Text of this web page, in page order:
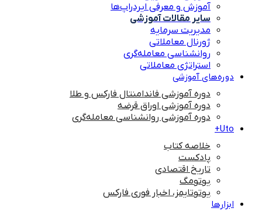
آموزش و معرفی ایردراپ‌ها
سایر مقالات آموزشی
مدیریت سرمایه
ژورنال معاملاتی
روانشناسی معامله‌گری
استراتژی معاملاتی
دوره‌های آموزشی
دوره آموزشی فاندامنتال فارکس و طلا
دوره آموزشی اوراق قرضه
دوره آموزشی روانشناسی معامله‌گری
Uto+
خلاصه کتاب
پادکست
تاریخ اقتصادی
یوتومگ
یوتوتایمز، اخبار فوری فارکس
ابزارها